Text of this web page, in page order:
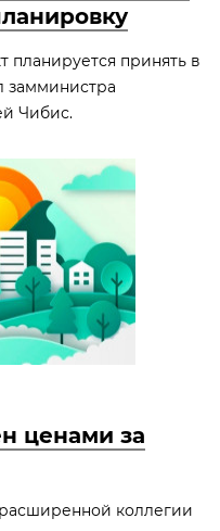
планируется принять в
замминистра
Чибис.
ценами за
коллегии